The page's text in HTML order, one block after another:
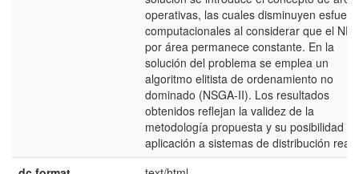
operativas, las cuales disminuyen
computacionales al considerar que el
por área permanece constante. En la
solución del problema se emplea un
algoritmo elitista de ordenamiento no
dominado (NSGA-II). Los resultados
obtenidos reflejan la validez de la
metodología propuesta y su posibilidad de
aplicación a sistemas de distribución